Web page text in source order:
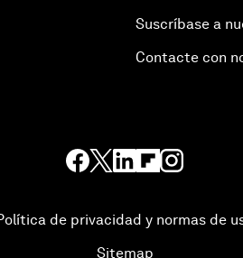
Suscríbase a
Contacte con
de privacidad y normas de
Sitemap